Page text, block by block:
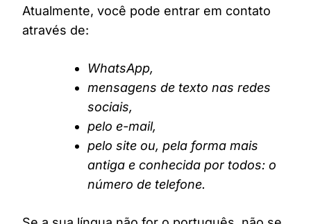
Atualmente, você pode entrar em contato
através de:
WhatsApp,
mensagens de texto nas redes
sociais,
pelo e-mail,
pelo site ou, pela forma mais
antiga e conhecida por todos: o
número de telefone.